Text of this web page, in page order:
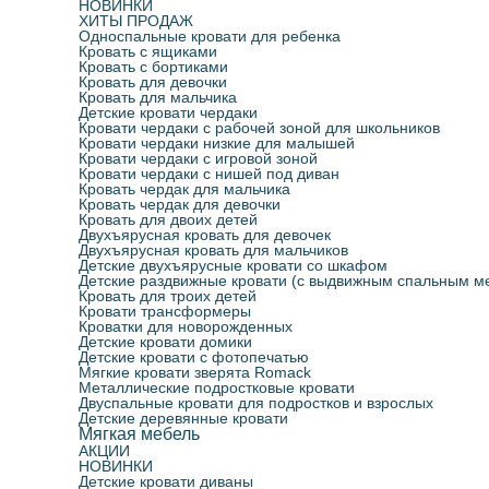
НОВИНКИ
ХИТЫ ПРОДАЖ
Односпальные кровати для ребенка
Кровать с ящиками
Кровать с бортиками
Кровать для девочки
Кровать для мальчика
Детские кровати чердаки
Кровати чердаки с рабочей зоной для школьников
Кровати чердаки низкие для малышей
Кровати чердаки с игровой зоной
Кровати чердаки с нишей под диван
Кровать чердак для мальчика
Кровать чердак для девочки
Кровать для двоих детей
Двухъярусная кровать для девочек
Двухъярусная кровать для мальчиков
Детские двухъярусные кровати со шкафом
Детские раздвижные кровати (с выдвижным спальным
Кровать для троих детей
Кровати трансформеры
Кроватки для новорожденных
Детские кровати домики
Детские кровати с фотопечатью
Мягкие кровати зверята Romack
Металлические подростковые кровати
Двуспальные кровати для подростков и взрослых
Детские деревянные кровати
Мягкая мебель
АКЦИИ
НОВИНКИ
Детские кровати диваны